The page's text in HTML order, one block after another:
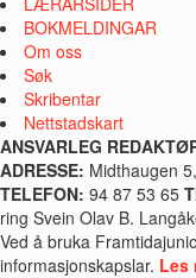
BOKMELDINGAR
Om oss
Søk
Skribentar
Nettstadskart
ANSVARLEG
ADRESSE: Midthaugen
TELEFON: 94 87 53 65
ring Svein Olav B.
Ved å bruka
informasjonskapslar. Les